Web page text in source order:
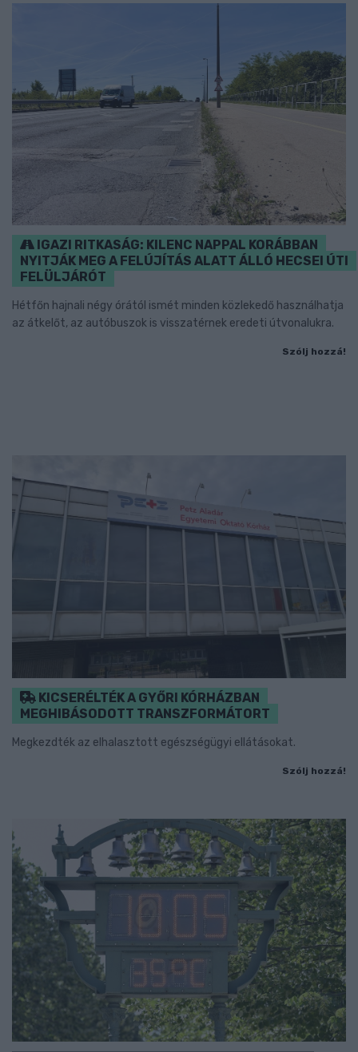
IGAZI RITKASÁG: KILENC NAPPAL KORÁBBAN
NYITJÁK MEG A FELÚJÍTÁS ALATT ÁLLÓ HECSEI ÚTI
FELÜLJÁRÓT
Hétfőn hajnali négy órától ismét minden közlekedő használhatja
az átkelőt, az autóbuszok is visszatérnek eredeti útvonalukra.
Szólj hozzá!
KICSERÉLTÉK A GYŐRI KÓRHÁZBAN
MEGHIBÁSODOTT TRANSZFORMÁTORT
Megkezdték az elhalasztott egészségügyi ellátásokat.
Szólj hozzá!